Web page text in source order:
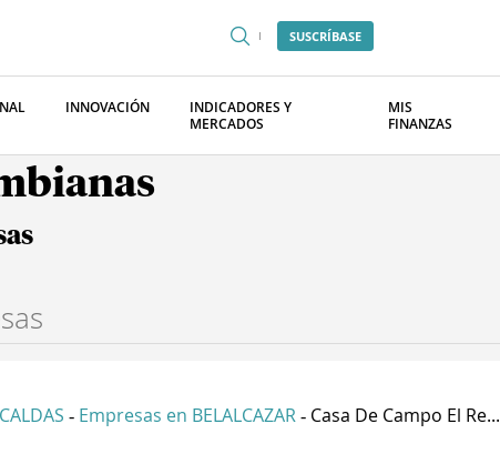
SUSCRÍBASE
INNOVACIÓN
INDICADORES Y
MERCADOS
MIS
FINANZAS
- Empresas en BELALCAZAR - Casa De Campo El Re...